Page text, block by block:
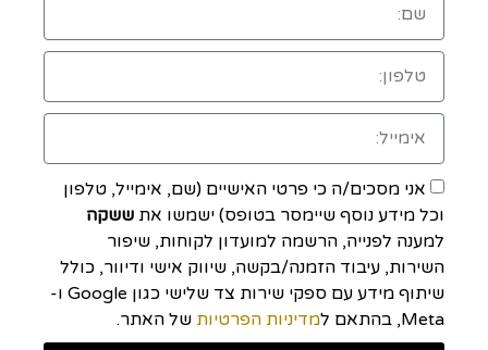
אני מסכים/ה כי פרטי האישיים (שם, אימייל, טלפון
וכל מידע נוסף שיימסר בטופס) ישמשו את ששקה
למענה לפנייה, הרשמה למועדון לקוחות, שיפור
השירות, עיבוד הזמנה/בקשה, שיווק אישי ודיוור, כולל
שיתוף מידע עם ספקי שירות צד שלישי כגון Google ו-
Meta, בהתאם ל
מדיניות הפרטיות של האתר.